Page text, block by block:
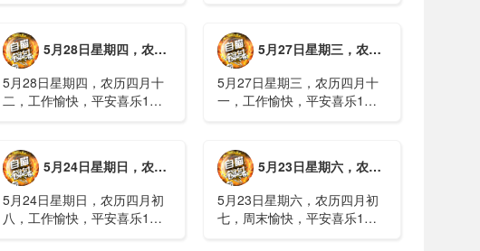
停业2、广西梧州万秀区：累
计发现登革热病例228例，已
治愈出院1......
8000多人被困，总台记者徒步
近6小时抵达乡政府3、上海发
布海......
5月28日星期四，农历四月十二，工作愉快，平安喜乐
5月28日星期四，农历四月十
二，工作愉快，平安喜乐1、
果(金)埃博拉疫情仍处于暴发
初期，主要传播方式为体液接
触3、......
5月27日星期三，农历四月十一，工作愉快，平安喜乐
5月27日星期三，农历四月十
一，工作愉快，平安喜乐1、
2、媒体：重庆永川一村会计
打电话叫醒乡亲后失联，遗体
被找到确认遇难......
5月24日星期日，农历四月初八，工作愉快，平安喜乐
5月24日星期日，农历四月初
八，工作愉快，平安喜乐1、
5月23日星期六，农历四月初七，周末愉快，平安喜乐
5月23日星期六，农历四月初
七，周末愉快，平安喜乐1、